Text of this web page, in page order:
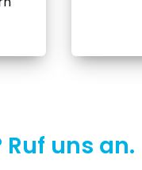
uns an.